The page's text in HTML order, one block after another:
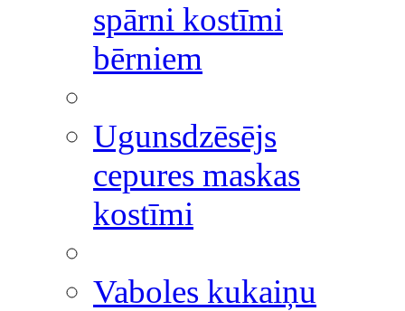
spārni kostīmi
bērniem
Ugunsdzēsējs
cepures maskas
kostīmi
Vaboles kukaiņu